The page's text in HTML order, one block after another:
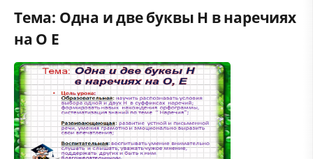
Тема: Одна и две буквы Н в наречиях
на О Е